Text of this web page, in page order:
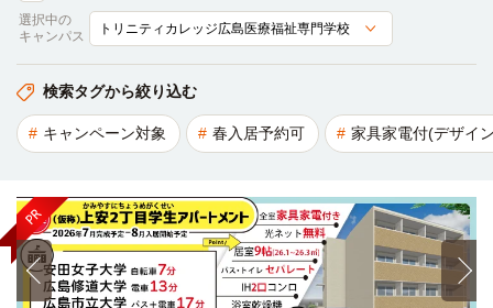
選択中の
キャンパス
検索タグから絞り込む
キャンペーン対象 春入居予約可 家具家電付(デザイ